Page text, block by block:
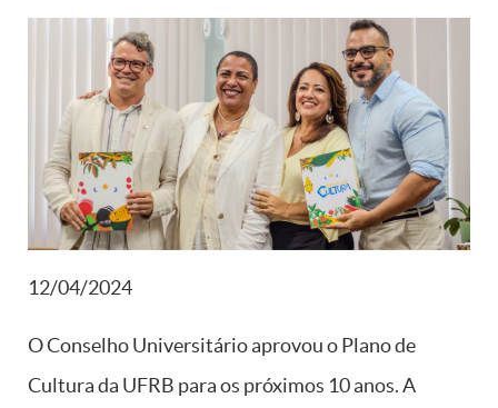
12/04/2024
O Conselho Universitário aprovou o Plano de
Cultura da UFRB para os próximos 10 anos. A